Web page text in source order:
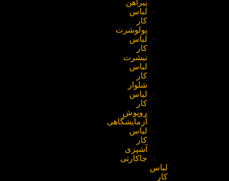
پیراهن
لباس
کار
پولوشرت
لباس
کار
تیشرت
لباس
کار
شلوار
لباس
کار
روپوش
آزمایشگاهی
لباس
کار
آشپزی
جاکارتی
لباس
کار